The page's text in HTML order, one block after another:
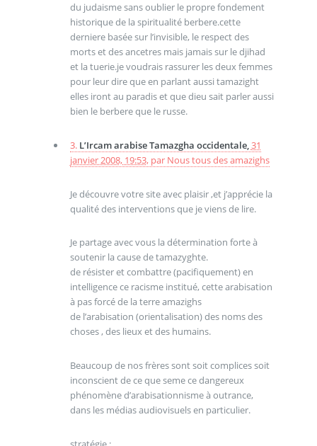
du judaisme sans oublier le propre fondement
historique de la spiritualité berbere.cette
derniere basée sur l’invisible, le respect des
morts et des ancetres mais jamais sur le djihad
et la tuerie.je voudrais rassurer les deux femmes
pour leur dire que en parlant aussi tamazight
elles iront au paradis et que dieu sait parler aussi
bien le berbere que le russe.
3. L’Ircam arabise Tamazgha occidentale,31
janvier 2008, 19:53, par Nous tous des amazighs
Je découvre votre site avec plaisir ,et j’apprécie la
qualité des interventions que je viens de lire.
Je partage avec vous la détermination forte à
soutenir la cause de tamazyghte.
de résister et combattre (pacifiquement) en
intelligence ce racisme institué, cette arabisation
à pas forcé de la terre amazighs
de l’arabisation (orientalisation) des noms des
choses , des lieux et des humains.
Beaucoup de nos frères sont soit complices soit
inconscient de ce que seme ce dangereux
phénomène d’arabisationnisme à outrance,
dans les médias audiovisuels en particulier.